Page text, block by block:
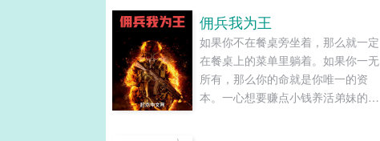
佣兵我为王
如果你不在餐桌旁坐着，那么就一定
在餐桌上的菜单里躺着。如果你一无
所有，那么你的命就是你唯一的资
本。一心想要赚点小钱养活弟妹的宋